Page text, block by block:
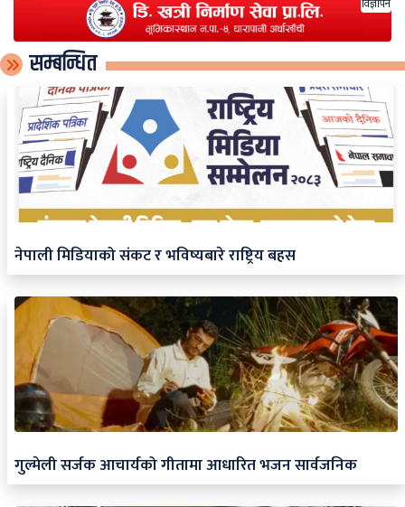
सम्बन्धित
नेपाली मिडियाको संकट र भविष्यबारे राष्ट्रिय बहस
गुल्मेली सर्जक आचार्यको गीतामा आधारित भजन सार्वजनिक